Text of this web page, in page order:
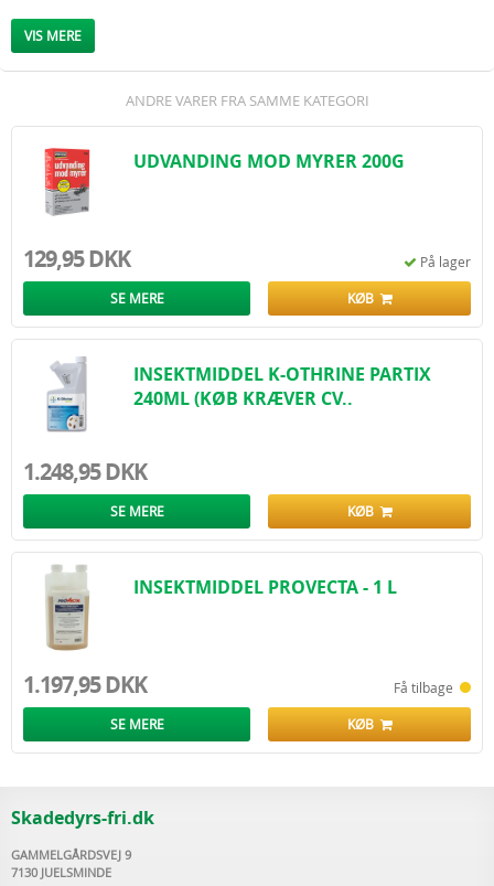
Til udendørs bekæmpelse ved udvanding anvendes 100 g Trinol Myrestop i 5
liter vand. Sørg for at alt granulat er opløst før brug. Opløsningen udvandes
VIS MERE
ANDRE VARER FRA SAMME KATEGORI
UDVANDING MOD MYRER 200G
129,95 DKK På lager
SE MERE KØB
INSEKTMIDDEL K-OTHRINE PARTIX
240ML (KØB KRÆVER CV..
1.248,95 DKK
SE MERE KØB
INSEKTMIDDEL PROVECTA - 1 L
1.197,95 DKK Få tilbage
SE MERE KØB
Skadedyrs-fri.dk
GAMMELGÅRDSVEJ 9
7130 JUELSMINDE